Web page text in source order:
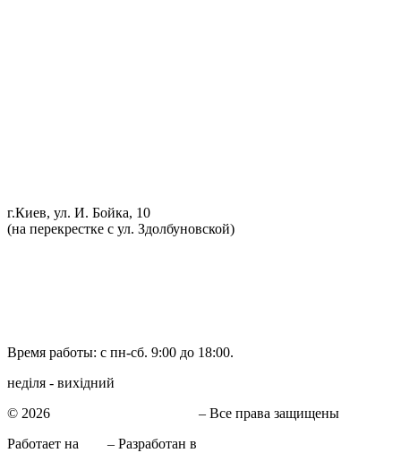
г.Киев, ул. И. Бойка, 10
(на перекрестке с ул. Здолбуновской)
Время работы: с пн-сб. 9:00 до 18:00.
неділя - вихідний
© 2026
– Все права защищены
Работает на
– Разработан в